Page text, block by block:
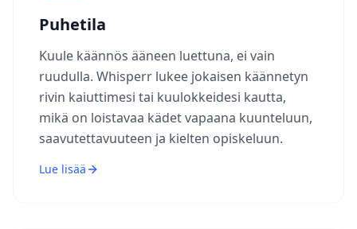
Puhetila
Kuule käännös ääneen luettuna, ei vain
ruudulla. Whisperr lukee jokaisen käännetyn
rivin kaiuttimesi tai kuulokkeidesi kautta,
mikä on loistavaa kädet vapaana kuunteluun,
saavutettavuuteen ja kielten opiskeluun.
Lue lisää